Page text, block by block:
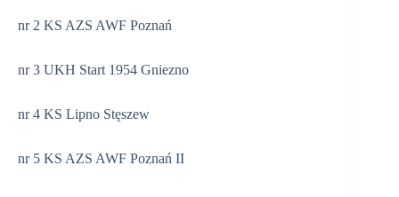
nr 2 KS AZS AWF Poznań
nr 3 UKH Start 1954 Gniezno
nr 4 KS Lipno Stęszew
nr 5 KS AZS AWF Poznań II